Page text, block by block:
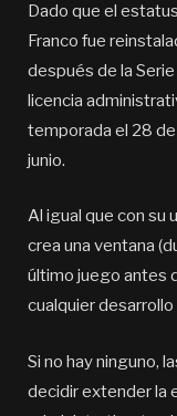
Dado que el
Franco fue
después de la
licencia
temporada el 28 de
junio.
Al igual que con su
crea una ventana
último juego antes
cualquier
Si no hay ninguno,
decidir extender la